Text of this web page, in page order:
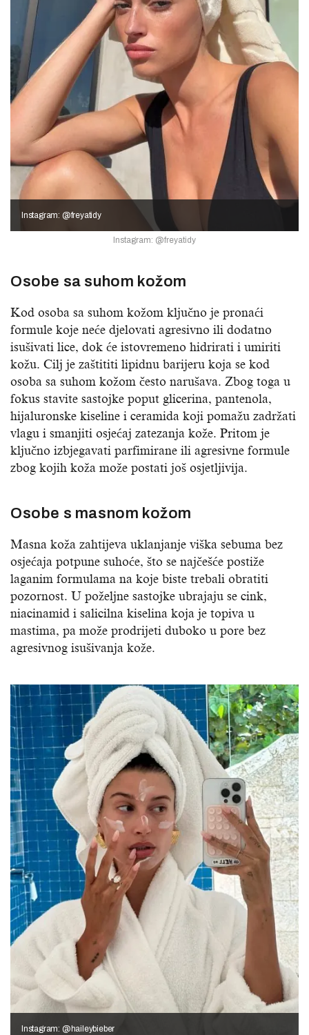
Instagram: @freyatidy
Instagram: @freyatidy
Osobe sa suhom kožom
Kod osoba sa suhom kožom ključno je pronaći
formule koje neće djelovati agresivno ili dodatno
isušivati lice, dok će istovremeno hidrirati i umiriti
kožu. Cilj je zaštititi lipidnu barijeru koja se kod
osoba sa suhom kožom često narušava. Zbog toga u
fokus stavite sastojke poput glicerina, pantenola,
hijaluronske kiseline i ceramida koji pomažu zadržati
vlagu i smanjiti osjećaj zatezanja kože. Pritom je
ključno izbjegavati parfimirane ili agresivne formule
zbog kojih koža može postati još osjetljivija.
Osobe s masnom kožom
Masna koža zahtijeva uklanjanje viška sebuma bez
osjećaja potpune suhoće, što se najčešće postiže
laganim formulama na koje biste trebali obratiti
pozornost. U poželjne sastojke ubrajaju se cink,
niacinamid i salicilna kiselina koja je topiva u
mastima, pa može prodrijeti duboko u pore bez
agresivnog isušivanja kože.
Instagram: @haileybieber